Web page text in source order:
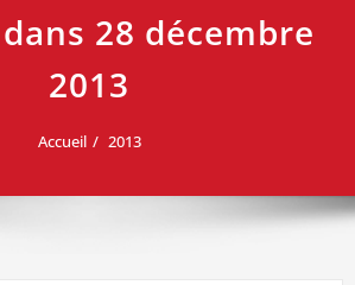
28 décembre
2013
Accueil 2013